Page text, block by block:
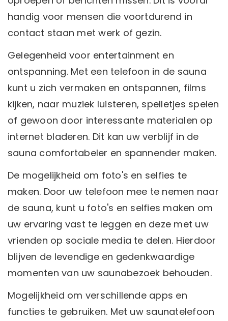
handig voor mensen die voortdurend in
contact staan ​​met werk of gezin.
Gelegenheid voor entertainment en
ontspanning. Met een telefoon in de sauna
kunt u zich vermaken en ontspannen, films
kijken, naar muziek luisteren, spelletjes spelen
of gewoon door interessante materialen op
internet bladeren. Dit kan uw verblijf in de
sauna comfortabeler en spannender maken.
De mogelijkheid om foto's en selfies te
maken. Door uw telefoon mee te nemen naar
de sauna, kunt u foto's en selfies maken om
uw ervaring vast te leggen en deze met uw
vrienden op sociale media te delen. Hierdoor
blijven de levendige en gedenkwaardige
momenten van uw saunabezoek behouden.
Mogelijkheid om verschillende apps en
functies te gebruiken. Met uw saunatelefoon